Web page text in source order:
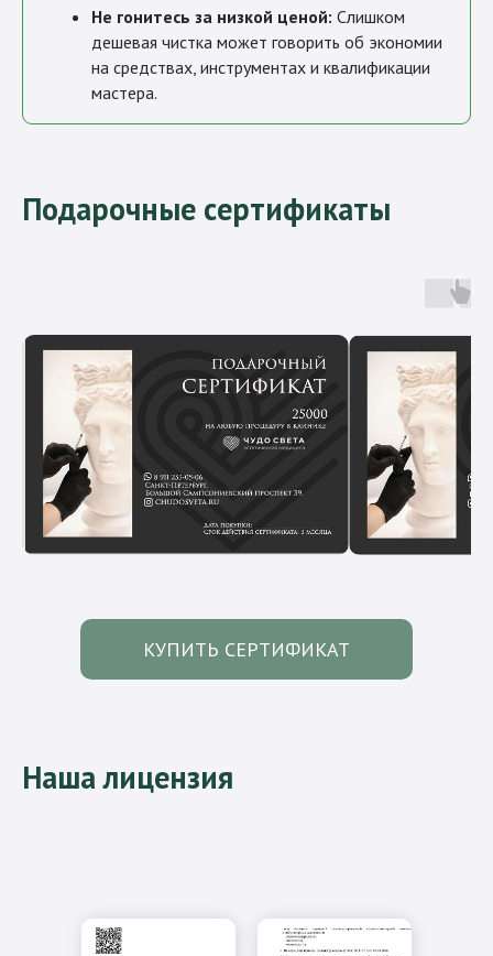
Не гонитесь за низкой ценой: Слишком
дешевая чистка может говорить об экономии
на средствах, инструментах и квалификации
мастера.
Подарочные сертификаты
КУПИТЬ СЕРТИФИКАТ
Наша лицензия